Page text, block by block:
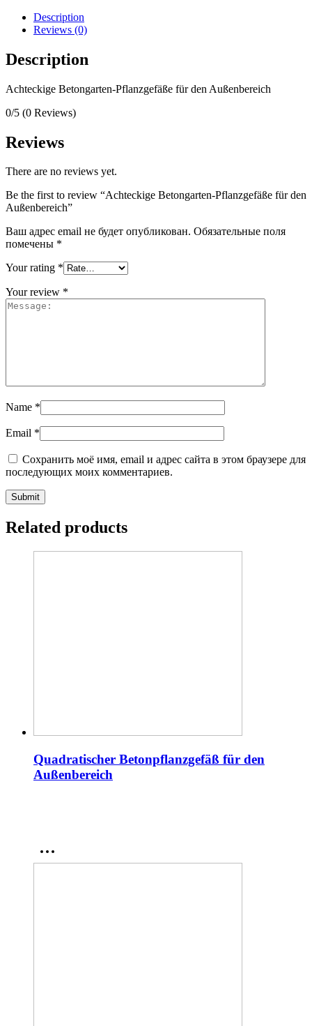
Description
Reviews (0)
Description
Achteckige Betongarten-Pflanzgefäße für den Außenbereich
0/5 (0 Reviews)
Reviews
There are no reviews yet.
Be the first to review “Achteckige Betongarten-Pflanzgefäße für den
Außenbereich”
Ваш адрес email не будет опубликован. Обязательные поля
помечены *
Your rating *
Your review *
Name *
Email *
Сохранить моё имя, email и адрес сайта в этом браузере для
последующих моих комментариев.
Related products
Quadratischer Betonpflanzgefäß für den
Außenbereich